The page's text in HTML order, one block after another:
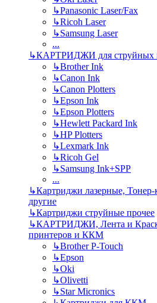
↳Panasonic Laser/Fax
↳Ricoh Laser
↳Samsung Laser
...
↳КАРТРИДЖИ для струйных
↳Brother Ink
↳Canon Ink
↳Canon Plotters
↳Epson Ink
↳Epson Plotters
↳Hewlett Packard Ink
↳HP Plotters
↳Lexmark Ink
↳Ricoh Gel
↳Samsung Ink+SPP
...
↳Картриджи лазерные,
другие
↳Картриджи струйные прочее
↳КАРТРИДЖИ, Лента и
принтеров и ККМ
↳Brother P-Touch
↳Epson
↳Oki
↳Olivetti
↳Star Micronics